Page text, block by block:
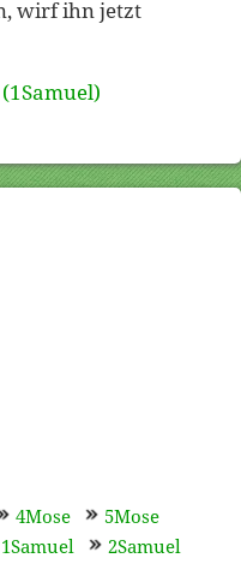
wirf ihn jetzt
4Mose
5Mose
1Samuel
2Samuel